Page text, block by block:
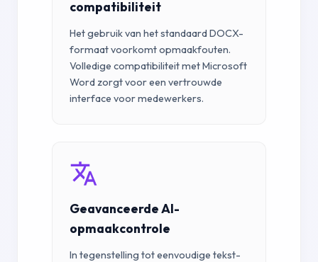
compatibiliteit
Het gebruik van het standaard DOCX-
formaat voorkomt opmaakfouten.
Volledige compatibiliteit met Microsoft
Word zorgt voor een vertrouwde
interface voor medewerkers.
Geavanceerde AI-
opmaakcontrole
In tegenstelling tot eenvoudige tekst-